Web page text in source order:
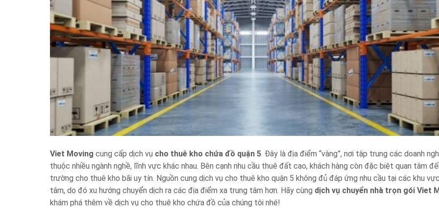
Viet Moving cung cấp dịch vụ cho thuê kho chứa đồ quận 5. Đây là địa điểm “vàng”, nơi tập trung các doanh
thuộc nhiều ngành nghề, lĩnh vực khác nhau. Bên cạnh nhu cầu thuê đất cao, khách hàng còn đặc biệt quan tâm
trường cho thuê kho bãi uy tín. Nguồn cung dịch vụ cho thuê kho quận 5 không đủ đáp ứng nhu cầu tại các khu
tâm, do đó xu hướng chuyển dịch ra các địa điểm xa trung tâm hơn. Hãy cùng dịch vụ chuyển nhà trọn gói Viet
khám phá thêm về dịch vụ cho thuê kho chứa đồ của chúng tôi nhé!